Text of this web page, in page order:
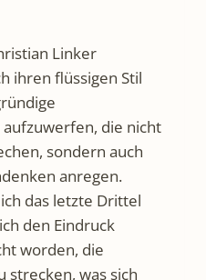
Linker
ihren flüssigen Stil
die nicht
sondern auch
anregen.
das letzte Drittel
den Eindruck
worden, die
strecken, was sich